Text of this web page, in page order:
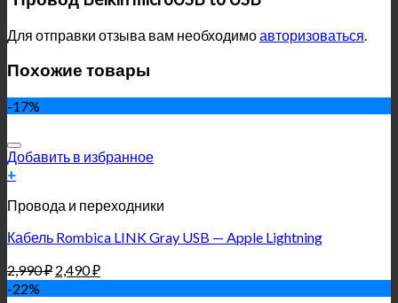
Для отправки отзыва вам необходимоавторизоваться
Похожие товары
-17%
Добавить в избранное
+
Провода и переходники
Кабель Rombica LINK Gray USB — Apple Lightning
2,990₽ 2,490₽
-22%